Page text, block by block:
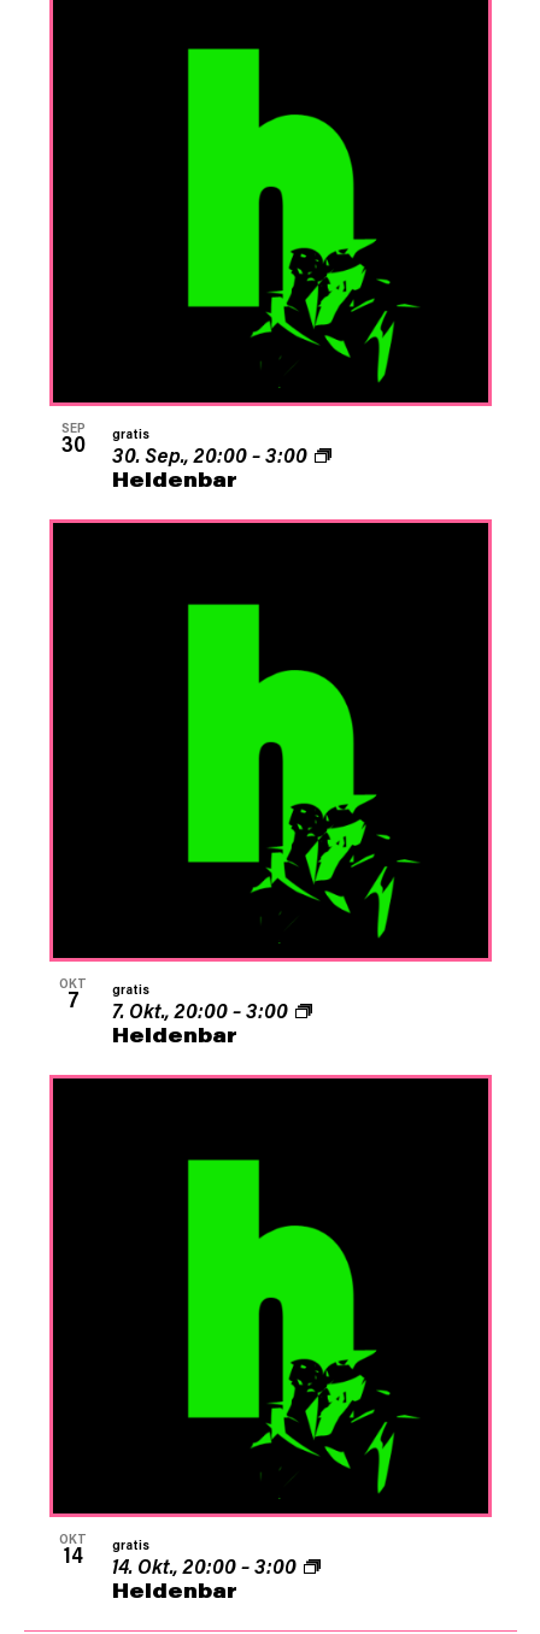
SEP
30
Heldenbar
30. Sep., 20:00–3:00
gratis
OKT
7
Heldenbar
7. Okt., 20:00–3:00
gratis
OKT
14
Heldenbar
14. Okt., 20:00–3:00
gratis